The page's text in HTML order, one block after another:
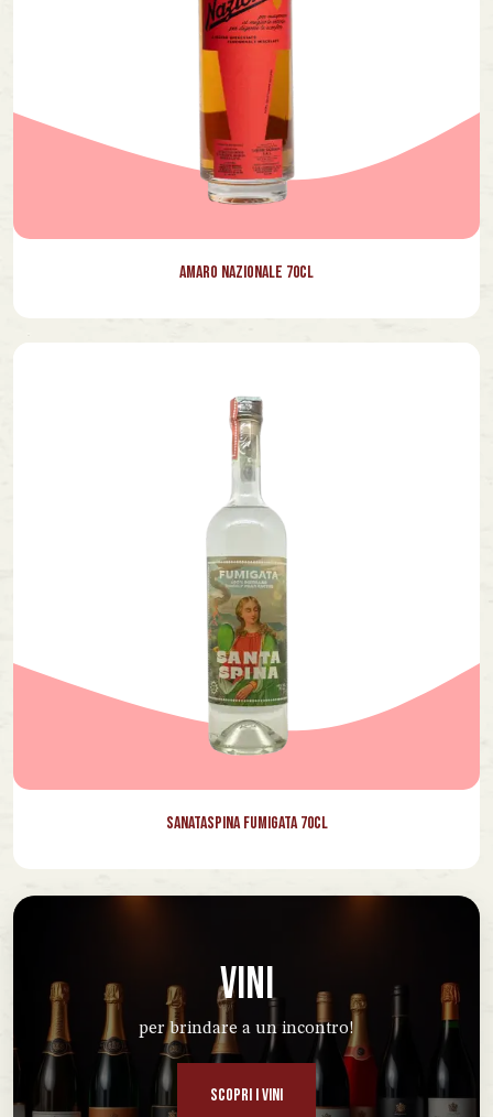
Amaro Nazionale 70cl
Sanataspina Fumigata 70cl
VINI
per brindare a un incontro!
SCOPRI I VINI